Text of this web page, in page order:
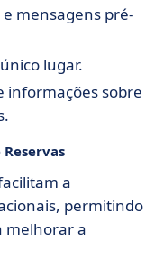
mensagens pré-
lugar.
informações sobre
a
permitindo
melhorar a